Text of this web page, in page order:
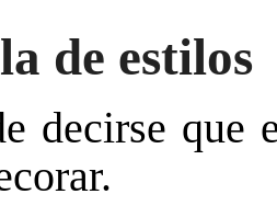
de estilos
decirse que